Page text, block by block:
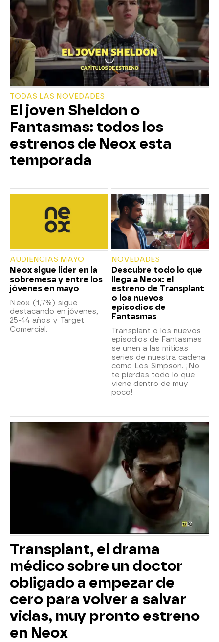
TODAS LAS NOVEDADES
El joven Sheldon o
Fantasmas: todos los
estrenos de Neox esta
temporada
AUDIENCIAS MAYO
Neox sigue líder en la
sobremesa y entre los
jóvenes en mayo
Neox (1,7%) sigue
destacando en jóvenes,
25-44 años y Target
Comercial.
NOVEDADES
Descubre todo lo que
llega a Neox: el
estreno de Transplant
o los nuevos
episodios de
Fantasmas
Transplant o los nuevos
episodios de Fantasmas
se unen a las míticas
series de nuestra cadena
como Los Simpson. ¡No
te pierdas todo lo que
viene dentro de muy
poco!
Transplant, el drama
médico sobre un doctor
obligado a empezar de
cero para volver a salvar
vidas, muy pronto estreno
en Neox